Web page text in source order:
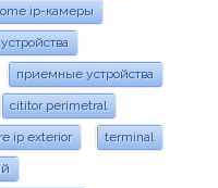
ip-камеры
приемные устройства
cititor perimetral
ip exterior terminal